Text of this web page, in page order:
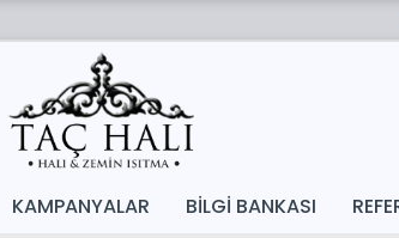
KAMPANYALAR BILGI BANKASI